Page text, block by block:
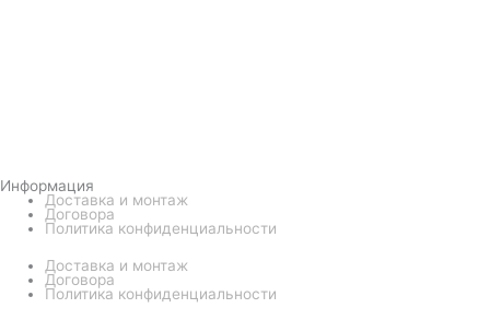
Информация
Доставка и монтаж
Договора
Политика конфиденциальности
Доставка и монтаж
Договора
Политика конфиденциальности